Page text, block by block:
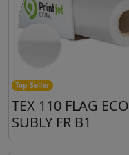
Top Seller
TEX 110 FLAG ECO
SUBLY FR B1